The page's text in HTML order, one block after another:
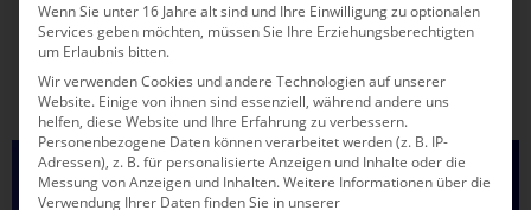
Der jüngste IOC-Beschluss erhält viel Zustimmung, er
könnte der Beginn einer spannenden Entwicklung sein.
SCHWIMMEN
Wenn Sie unter 16 Jahre alt sind und Ihre Einwilligung zu optionalen
Services geben möchten, müssen Sie Ihre Erziehungsberechtigten
um Erlaubnis bitten.
Wir verwenden Cookies und andere Technologien auf unserer
Website. Einige von ihnen sind essenziell, während andere uns
helfen, diese Website und Ihre Erfahrung zu verbessern.
Personenbezogene Daten können verarbeitet werden (z. B. IP-
Adressen), z. B. für personalisierte Anzeigen und Inhalte oder die
Messung von Anzeigen und Inhalten.Weitere Informationen über die
Verwendung Ihrer Daten finden Sie in unserer